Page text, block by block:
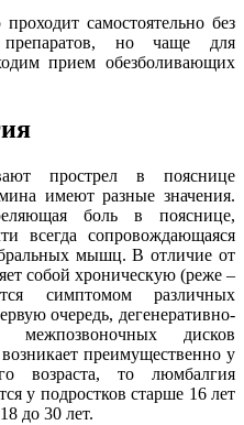
самостоятельно без
препаратов, но чаще для
прием обезболивающих
прострел в пояснице
имеют разные значения.
боль в пояснице,
всегда сопровождающаяся
мышц. В отличие от
собой хроническую (реже –
симптомом различных
очередь, дегенеративно-
межпозвоночных дисков
преимущественно у
возраста, то люмбалгия
у подростков старше 16 лет
до 30 лет.